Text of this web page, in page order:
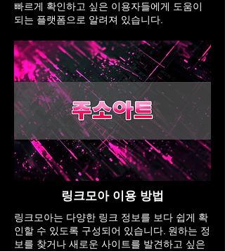
빠르게 확인하고 싶은 이용자들에게 도움이
되는 플랫폼으로 알려져 있습니다.
링크모아 이용 방법
링크모아는 다양한 링크 정보를 보다 쉽게 확
인할 수 있도록 구성되어 있습니다. 원하는 정
보를 찾거나 새로운 사이트를 발견하고 싶은